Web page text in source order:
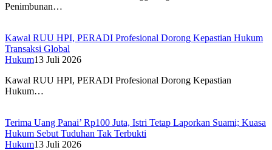
Penimbunan…
Kawal RUU HPI, PERADI Profesional Dorong Kepastian Hukum
Transaksi Global
Hukum13 Juli 2026
Kawal RUU HPI, PERADI Profesional Dorong Kepastian
Hukum…
Terima Uang Panai’ Rp100 Juta, Istri Tetap Laporkan Suami; Kuasa
Hukum Sebut Tuduhan Tak Terbukti
Hukum13 Juli 2026